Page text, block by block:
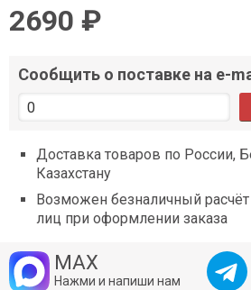
2690 ₽
Сообщить о поставке на e-
Доставка товаров по России,
Казахстану
Возможен безналичный
лиц при оформлении заказа
MAX
Нажми и напиши нам